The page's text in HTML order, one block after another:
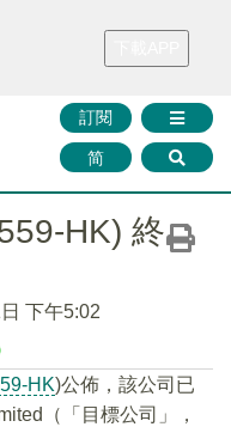
財華證券 媒體矩陣
訂閱
简
HK) 終
下午5:02
HK)公佈，該公司已
（「目標公司」，